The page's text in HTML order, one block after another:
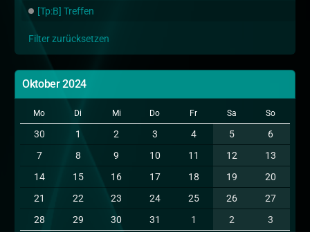
[Tp:B] Treffen
Filter zurücksetzen
Oktober 2024
Mo Di Mi Do Fr Sa So
30 1 2 3 4 5
6
7
8 9 10 11 12
13
14
15 16 17 18 19
20
21
22 23 24 25 26
27
28
29 30 31 1 2 3